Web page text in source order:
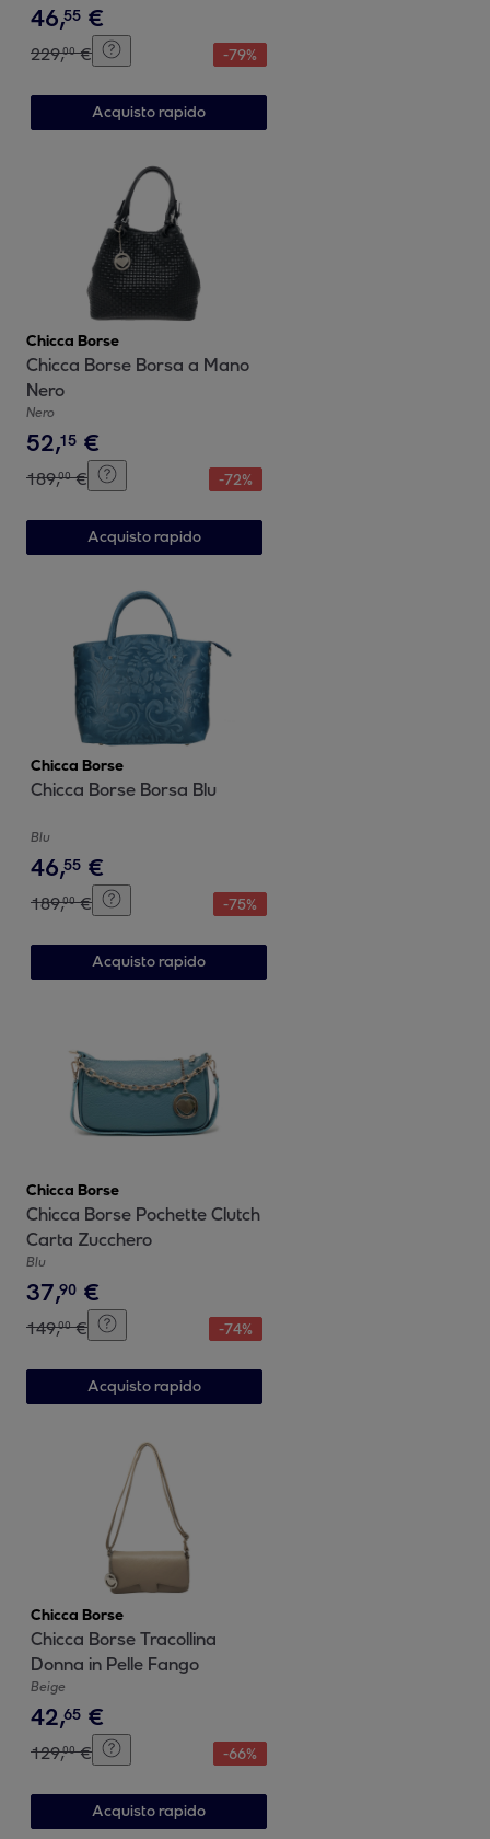
46,55 €
229,00 € -79%
Acquisto rapido
Chicca Borse
Chicca Borse Borsa a Mano
Nero
Nero
52,15 €
189,00 € -72%
Acquisto rapido
Chicca Borse
Chicca Borse Borsa Blu
Blu
46,55 €
189,00 € -75%
Acquisto rapido
Chicca Borse
Chicca Borse Pochette Clutch
Carta Zucchero
Blu
37,90 €
149,00 € -74%
Acquisto rapido
Chicca Borse
Chicca Borse Tracollina
Donna in Pelle Fango
Beige
42,65 €
129,00 € -66%
Acquisto rapido